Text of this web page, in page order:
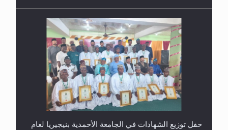
حفل توزيع الشهادات في الجامعة الأحمدية بنيجيريا لعام